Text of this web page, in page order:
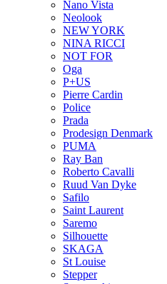
Nano Vista
Neolook
NEW YORK
NINA RICCI
NOT FOR
Oga
P+US
Pierre Cardin
Police
Prada
Prodesign Denmark
PUMA
Ray Ban
Roberto Cavalli
Ruud Van Dyke
Safilo
Saint Laurent
Saremo
Silhouette
SKAGA
St Louise
Stepper